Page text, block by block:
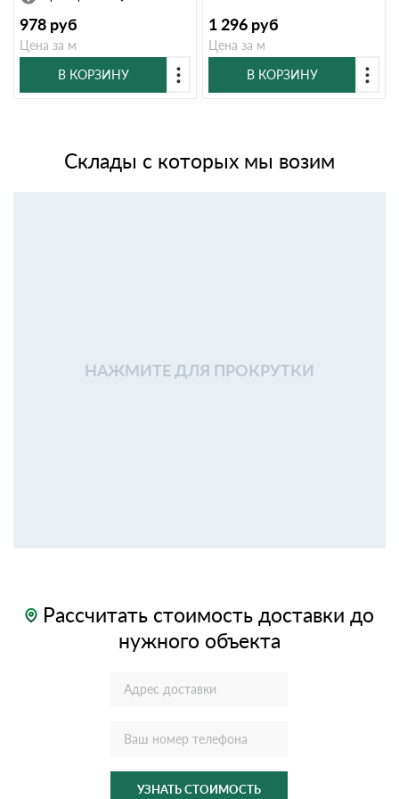
978 руб
Цена за м
В КОРЗИНУ
1 296 руб
Цена за м
В КОРЗИНУ
Склады с которых мы возим
НАЖМИТЕ ДЛЯ ПРОКРУТКИ
Рассчитать стоимость доставки до
нужного объекта
УЗНАТЬ СТОИМОСТЬ